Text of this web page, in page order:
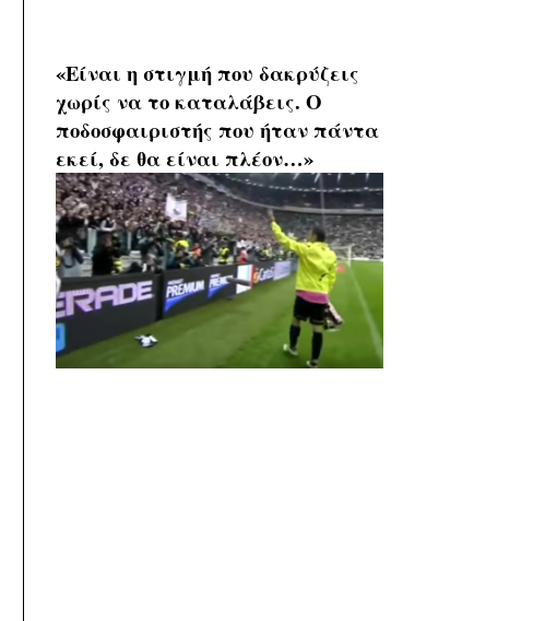
«Είναι η στιγμή που δακρύζεις
χωρίς να το καταλάβεις. Ο
ποδοσφαιριστής που ήταν πάντα
εκεί, δε θα είναι πλέον…»